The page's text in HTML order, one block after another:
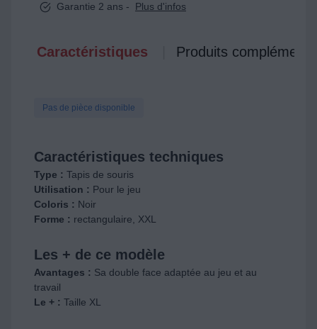
Garantie 2 ans -
Plus d'infos
Caractéristiques Produits
Pas de pièce disponible
Caractéristiques techniques
Type : Tapis de souris
Utilisation : Pour le jeu
Coloris : Noir
Forme : rectangulaire, XXL
Les + de ce modèle
Avantages : Sa double face adaptée au jeu et au
travail
Le + : Taille XL